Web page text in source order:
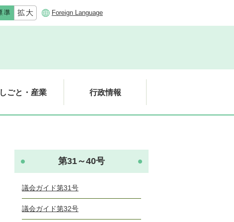
Foreign Language
しごと・産業 行政情報
第31～40号
議会ガイド第31号
議会ガイド第32号